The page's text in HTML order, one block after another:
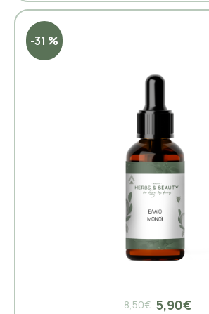
-31 %
5,90€
8,50€